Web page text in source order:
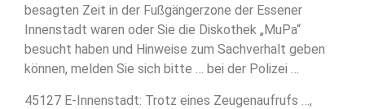
besagten Zeit in der Fußgängerzone der Essener
Innenstadt waren oder Sie die Diskothek „MuPa“
besucht haben und Hinweise zum Sachverhalt geben
können, melden Sie sich bitte … bei der Polizei …
45127 E-Innenstadt: Trotz eines Zeugenaufrufs …,